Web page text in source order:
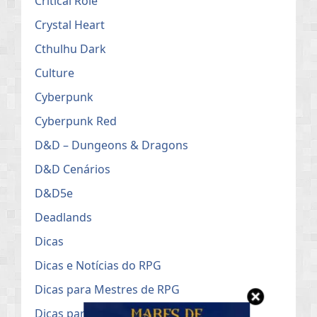
Crystal Heart
Cthulhu Dark
Culture
Cyberpunk
Cyberpunk Red
D&D – Dungeons & Dragons
D&D Cenários
D&D5e
Deadlands
Dicas
Dicas e Notícias do RPG
Dicas para Mestres de RPG
Dicas para o uso no Roll20